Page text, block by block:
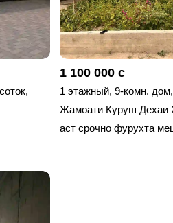
1 100 000 с
1 этажный, 9-комн. дом,
Жамоати Куруш Дехаи
аст срочно фурухта